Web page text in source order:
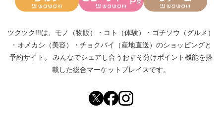
ツクツク!!!は、 モノ（物販） ・ コト（体験） ・ ゴチソウ（グルメ）
・ オメカシ（美容） ・ チョクバイ（産地直送） のショッピングと
予約サイト。
みんなでシェアし合う おすそ分けポイント機能を搭
載した総合マーケットプレイスです。